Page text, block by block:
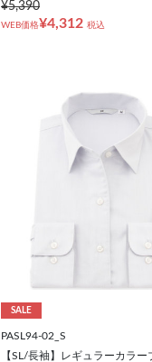
¥5,390
WEB価格¥4,312 税込
SALE
PASL94-02_S
【SL/長袖】レギュラーカラ